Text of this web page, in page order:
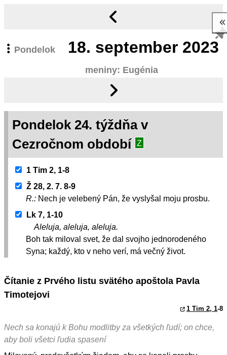
Pondelok 18. september 2023
meniny: Eugénia
Pondelok 24. týždňa v
Cezročnom období
Z
1 Tim 2, 1-8
Ž 28, 2. 7. 8-9
R.: Nech je velebený Pán, že vyslyšal moju prosbu.
Lk 7, 1-10
Aleluja, aleluja, aleluja.
Boh tak miloval svet, že dal svojho jednorodeného
Syna; každý, kto v neho verí, má večný život.
Čítanie z Prvého listu svätého apoštola Pavla
Timotejovi
1 Tim 2, 1-8
Nech sa konajú k Bohu modlitby za všetkých ľudí; on chce,
aby boli všetci ľudia spasení